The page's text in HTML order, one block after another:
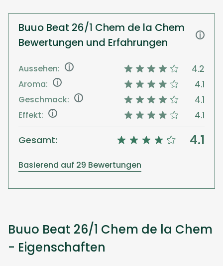
Buuo Beat 26/1 Chem de la Chem
Bewertungen und Erfahrungen
i
Aussehen: i 4.2
Aroma: i 4.1
Geschmack: i 4.1
Effekt: i
4.1
Gesamt:
4.1
Basierend auf 29 Bewertungen
Buuo Beat 26/1 Chem de la Chem
- Eigenschaften